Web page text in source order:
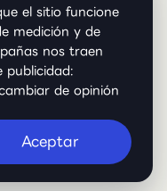
· Influencers
derechos
de cookies
el sitio funcione
medición y de
nos traen
publicidad:
de opinión
Aceptar